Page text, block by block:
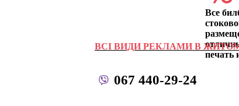
Все
печать
ВСІ ВИДИ РЕКЛАМИ В
067 440-29-24